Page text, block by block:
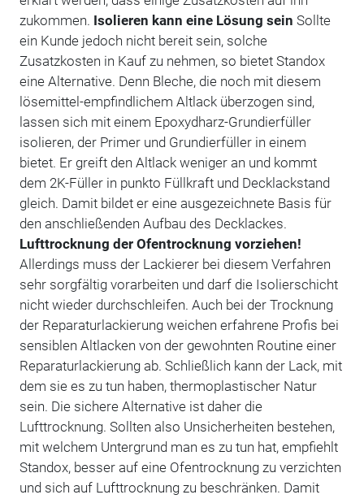
zukommen. Isolieren kann eine Lösung sein Sollte
ein Kunde jedoch nicht bereit sein, solche
Zusatzkosten in Kauf zu nehmen, so bietet Standox
eine Alternative. Denn Bleche, die noch mit diesem
lösemittel-empfindlichem Altlack überzogen sind,
lassen sich mit einem Epoxydharz-Grundierfüller
isolieren, der Primer und Grundierfüller in einem
bietet. Er greift den Altlack weniger an und kommt
dem 2K-Füller in punkto Füllkraft und Decklackstand
gleich. Damit bildet er eine ausgezeichnete Basis für
den anschließenden Aufbau des Decklackes.
Lufttrocknung der Ofentrocknung vorziehen!
Allerdings muss der Lackierer bei diesem Verfahren
sehr sorgfältig vorarbeiten und darf die Isolierschicht
nicht wieder durchschleifen. Auch bei der Trocknung
der Reparaturlackierung weichen erfahrene Profis bei
sensiblen Altlacken von der gewohnten Routine einer
Reparaturlackierung ab. Schließlich kann der Lack, mit
dem sie es zu tun haben, thermoplastischer Natur
sein. Die sichere Alternative ist daher die
Lufttrocknung. Sollten also Unsicherheiten bestehen,
mit welchem Untergrund man es zu tun hat, empfiehlt
Standox, besser auf eine Ofentrocknung zu verzichten
und sich auf Lufttrocknung zu beschränken. Damit